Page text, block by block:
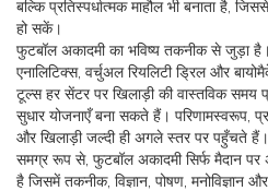
बल्कि प्रतिस्पर्धात्मक माहौल भी बनाता है,
हो सकें।
फुटबॉल अकादमी का भविष्य तकनीक से जुड़ा
एनालिटिक्स, वर्चुअल रियलिटी ड्रिल और
टूल्स हर सेंटर पर खिलाड़ी की वास्तविक समय
सुधार योजनाएँ बना सकते हैं। परिणामस्वरूप,
और खिलाड़ी जल्दी ही अगले स्तर पर पहुँचते हैं।
समग्र रूप से, फुटबॉल अकादमी सिर्फ मैदान पर
है जिसमें तकनीक, विज्ञान, पोषण, मनोविज्ञान